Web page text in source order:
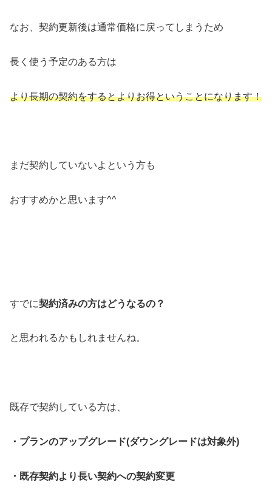
なお、契約更新後は通常価格に戻ってしまうため
長く使う予定のある方は
より長期の契約をするとよりお得ということになります！
まだ契約していないよという方も
おすすめかと思います^^
すでに契約済みの方はどうなるの？
と思われるかもしれませんね。
既存で契約している方は、
・プランのアップグレード(ダウングレードは対象外)
・既存契約より長い契約への契約変更